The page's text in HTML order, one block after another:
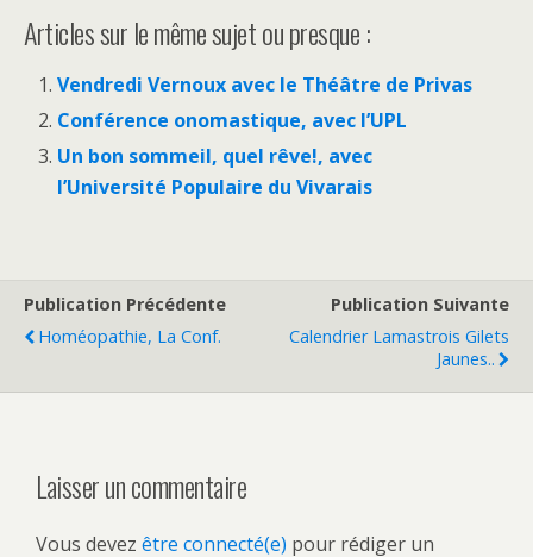
Articles sur le même sujet ou presque :
Vendredi Vernoux avec le Théâtre de Privas
Conférence onomastique, avec l’UPL
Un bon sommeil, quel rêve!, avec
l’Université Populaire du Vivarais
Publication Précédente
Homéopathie, La Conf.
Publication Suivante
Calendrier Lamastrois Gilets
Jaunes..
Laisser un commentaire
Vous devez être connecté(e) pour rédiger un